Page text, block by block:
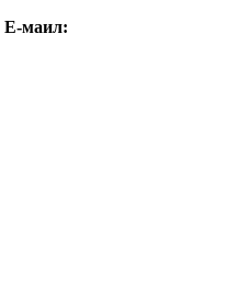
Е-маил: